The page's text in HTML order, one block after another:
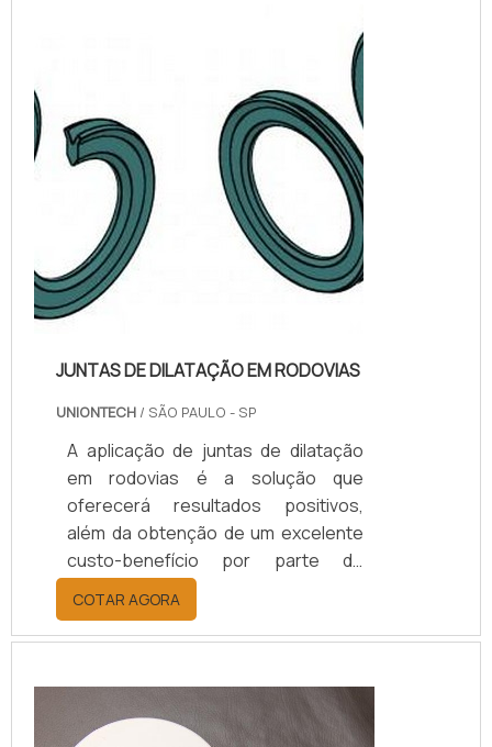
JUNTAS DE DILATAÇÃO EM RODOVIAS
UNIONTECH / SÃO PAULO - SP
A aplicação de juntas de dilatação
em rodovias é a solução que
oferecerá resultados positivos,
além da obtenção de um excelente
custo-benefício por parte do
cliente.VANTAGENS AO UTILIZAR
JUNTAS EM RODOVIASA aplicação
de juntas de dilatação é feita para
o que impede a infiltração de água,
óleos, poeira, vento ou materiais
COTAR AGORA